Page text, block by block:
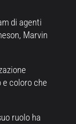
di agenti
Marvin
coloro che
ruolo ha